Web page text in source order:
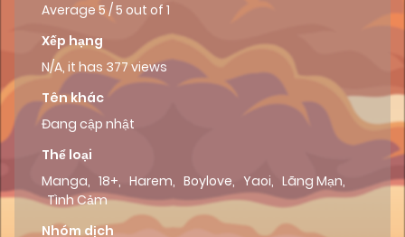
Average 5 /5 out of 1
Xếp hạng
N/A, it has 377 views
Tên khác
Đang cập nhật
Thể loại
Manga, 18+, Harem, Boylove, Yaoi, Lãng Mạn,
Tình Cảm
Nhóm dịch